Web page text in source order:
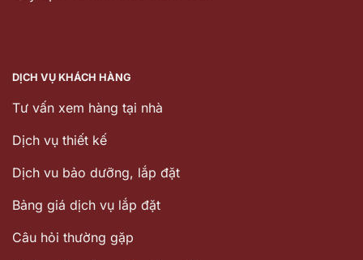
DỊCH VỤ KHÁCH HÀNG
Tư vấn xem hàng tại nhà
Dịch vụ thiết kế
Dịch vu bảo dưỡng, lắp đặt
Bảng giá dịch vụ lắp đặt
Câu hỏi thường gặp